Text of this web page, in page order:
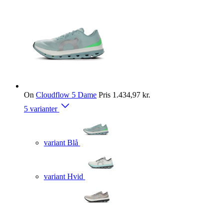
On Cloudflow 5 Dame Pris 1.434,97 kr.
5 varianter
variant Blå
variant Hvid